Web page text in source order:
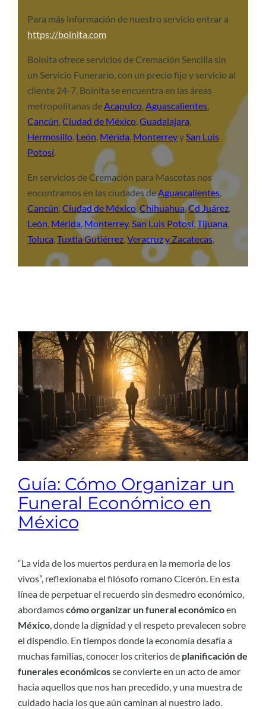
Para más información de nuestro servicio entrar a
https://boinita.com
Boinita ofrece servicios de Cremación Sencilla sin
un Servicio Funerario, con un precio fijo y servicio al
cliente 24-7. Boinita se encuentra en las áreas
metropolitanas deAcapulco,Aguascalientes,
Cancún,Ciudad de México,Guadalajara,
Hermosillo, León, Mérida, MonterreyySan Luis
Potosí.
En servicios de Cremación para Mascotas nos
encontramos en las ciudades deAguascalientes,
Cancún,Ciudad de México,Chihuahua,Cd Juárez,
León, Mérida, Monterrey,San Luis Potosí,Tijuana,
Toluca,Tuxtla Gutiérrez,Veracruzy Zacatecas.
Guía: Cómo Organizar un
Funeral Económico en
México
“La vida de los muertos perdura en la memoria de los
vivos”, reflexionaba el filósofo romano Cicerón. En esta
línea de perpetuar el recuerdo sin desmedro económico,
abordamoscómo organizar un funeral económicoen
México, donde la dignidad y el respeto prevalecen sobre
el dispendio. En tiempos donde la economía desafía a
muchas familias, conocer los criterios de planificación de
funerales económicosse convierte en un acto de amor
hacia aquellos que nos han precedido, y una muestra de
cuidado hacia los que aún caminan al nuestro lado.